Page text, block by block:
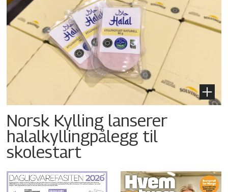
Norsk Kylling lanserer
halalkyllingpålegg til
skolestart